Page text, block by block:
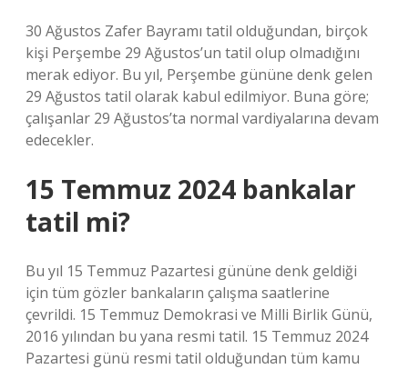
30 Ağustos Zafer Bayramı tatil olduğundan, birçok
kişi Perşembe 29 Ağustos’un tatil olup olmadığını
merak ediyor. Bu yıl, Perşembe gününe denk gelen
29 Ağustos tatil olarak kabul edilmiyor. Buna göre;
çalışanlar 29 Ağustos’ta normal vardiyalarına devam
edecekler.
15 Temmuz 2024 bankalar
tatil mi?
Bu yıl 15 Temmuz Pazartesi gününe denk geldiği
için tüm gözler bankaların çalışma saatlerine
çevrildi. 15 Temmuz Demokrasi ve Milli Birlik Günü,
2016 yılından bu yana resmi tatil. 15 Temmuz 2024
Pazartesi günü resmi tatil olduğundan tüm kamu